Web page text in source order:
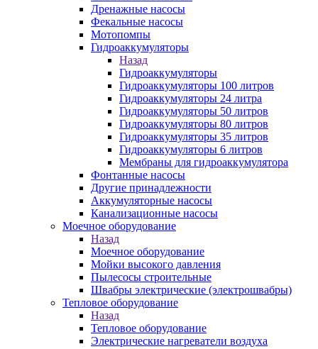
Дренажные насосы
Фекальные насосы
Мотопомпы
Гидроаккумуляторы
Назад
Гидроаккумуляторы
Гидроаккумуляторы 100 литров
Гидроаккумуляторы 24 литра
Гидроаккумуляторы 50 литров
Гидроаккумуляторы 80 литров
Гидроаккумуляторы 35 литров
Гидроаккумуляторы 6 литров
Мембраны для гидроаккумулятора
Фонтанные насосы
Другие принадлежности
Аккумуляторные насосы
Канализационные насосы
Моечное оборудование
Назад
Моечное оборудование
Мойки высокого давления
Пылесосы строительные
Швабры электрические (электрошвабры)
Тепловое оборудование
Назад
Тепловое оборудование
Электрические нагреватели воздуха